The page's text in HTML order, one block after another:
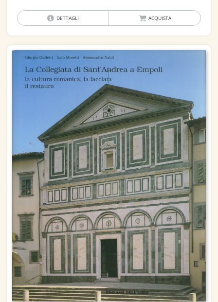
DETTAGLI ACQUISTA